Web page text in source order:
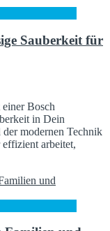
Sauberkeit für
Bosch
in Dein
modernen Technik
arbeitet,